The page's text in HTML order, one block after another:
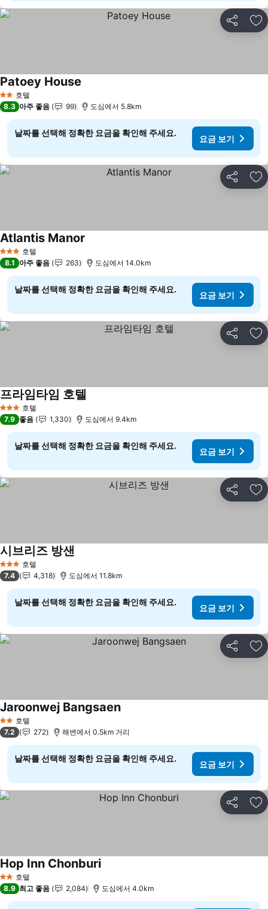
공유 즐
2 성급호텔
Patoey House
8.3 아주 좋음 99 도심에서 5.8km
날짜를 선택해 정확한 요금을 확인해 주세요.
요금 보기
공유 즐
3 성급 호텔
Atlantis Manor
8.1 아주 좋음 263 도심에서 14.0km
날짜를 선택해 정확한 요금을 확인해 주세요.
요금 보기
공유 즐
3 성급 호텔
프라임타임 호텔
7.9 좋음 1,330 도심에서 9.4km
날짜를 선택해 정확한 요금을 확인해 주세요.
요금 보기
공유 즐
3 성급 호텔
시브리즈 방샌
7.4 4,318 도심에서 11.8km
날짜를 선택해 정확한 요금을 확인해 주세요.
요금 보기
공유 즐
2 성급호텔
Jaroonwej Bangsaen요금 보기
7.2 272 해변에서 0.5km 거리
날짜를 선택해 정확한 요금을 확인해 주세요.
요금 보기
공유 즐
2 성급호텔
Hop Inn Chonburi요금 보기
8.9 최고 좋음 2,084 도심에서 4.0km